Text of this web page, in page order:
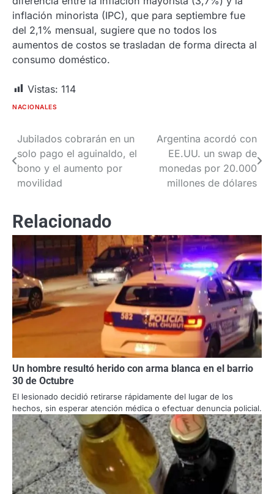
inflación minorista (IPC), que para septiembre fue
del 2,1% mensual, sugiere que no todos los
aumentos de costos se trasladan de forma directa al
consumo doméstico.
Vistas: 114
NACIONALES
Navegación
de
entradas
Jubilados cobrarán en un
solo pago el aguinaldo, el
bono y el aumento por
movilidad
Argentina acordó con
EE.UU. un swap de
monedas por 20.000
millones de dólares
Relacionado
Un hombre resultó herido con arma blanca en el barrio
30 de Octubre
El lesionado decidió retirarse rápidamente del lugar de los
hechos, sin esperar atención médica o efectuar denuncia policial.